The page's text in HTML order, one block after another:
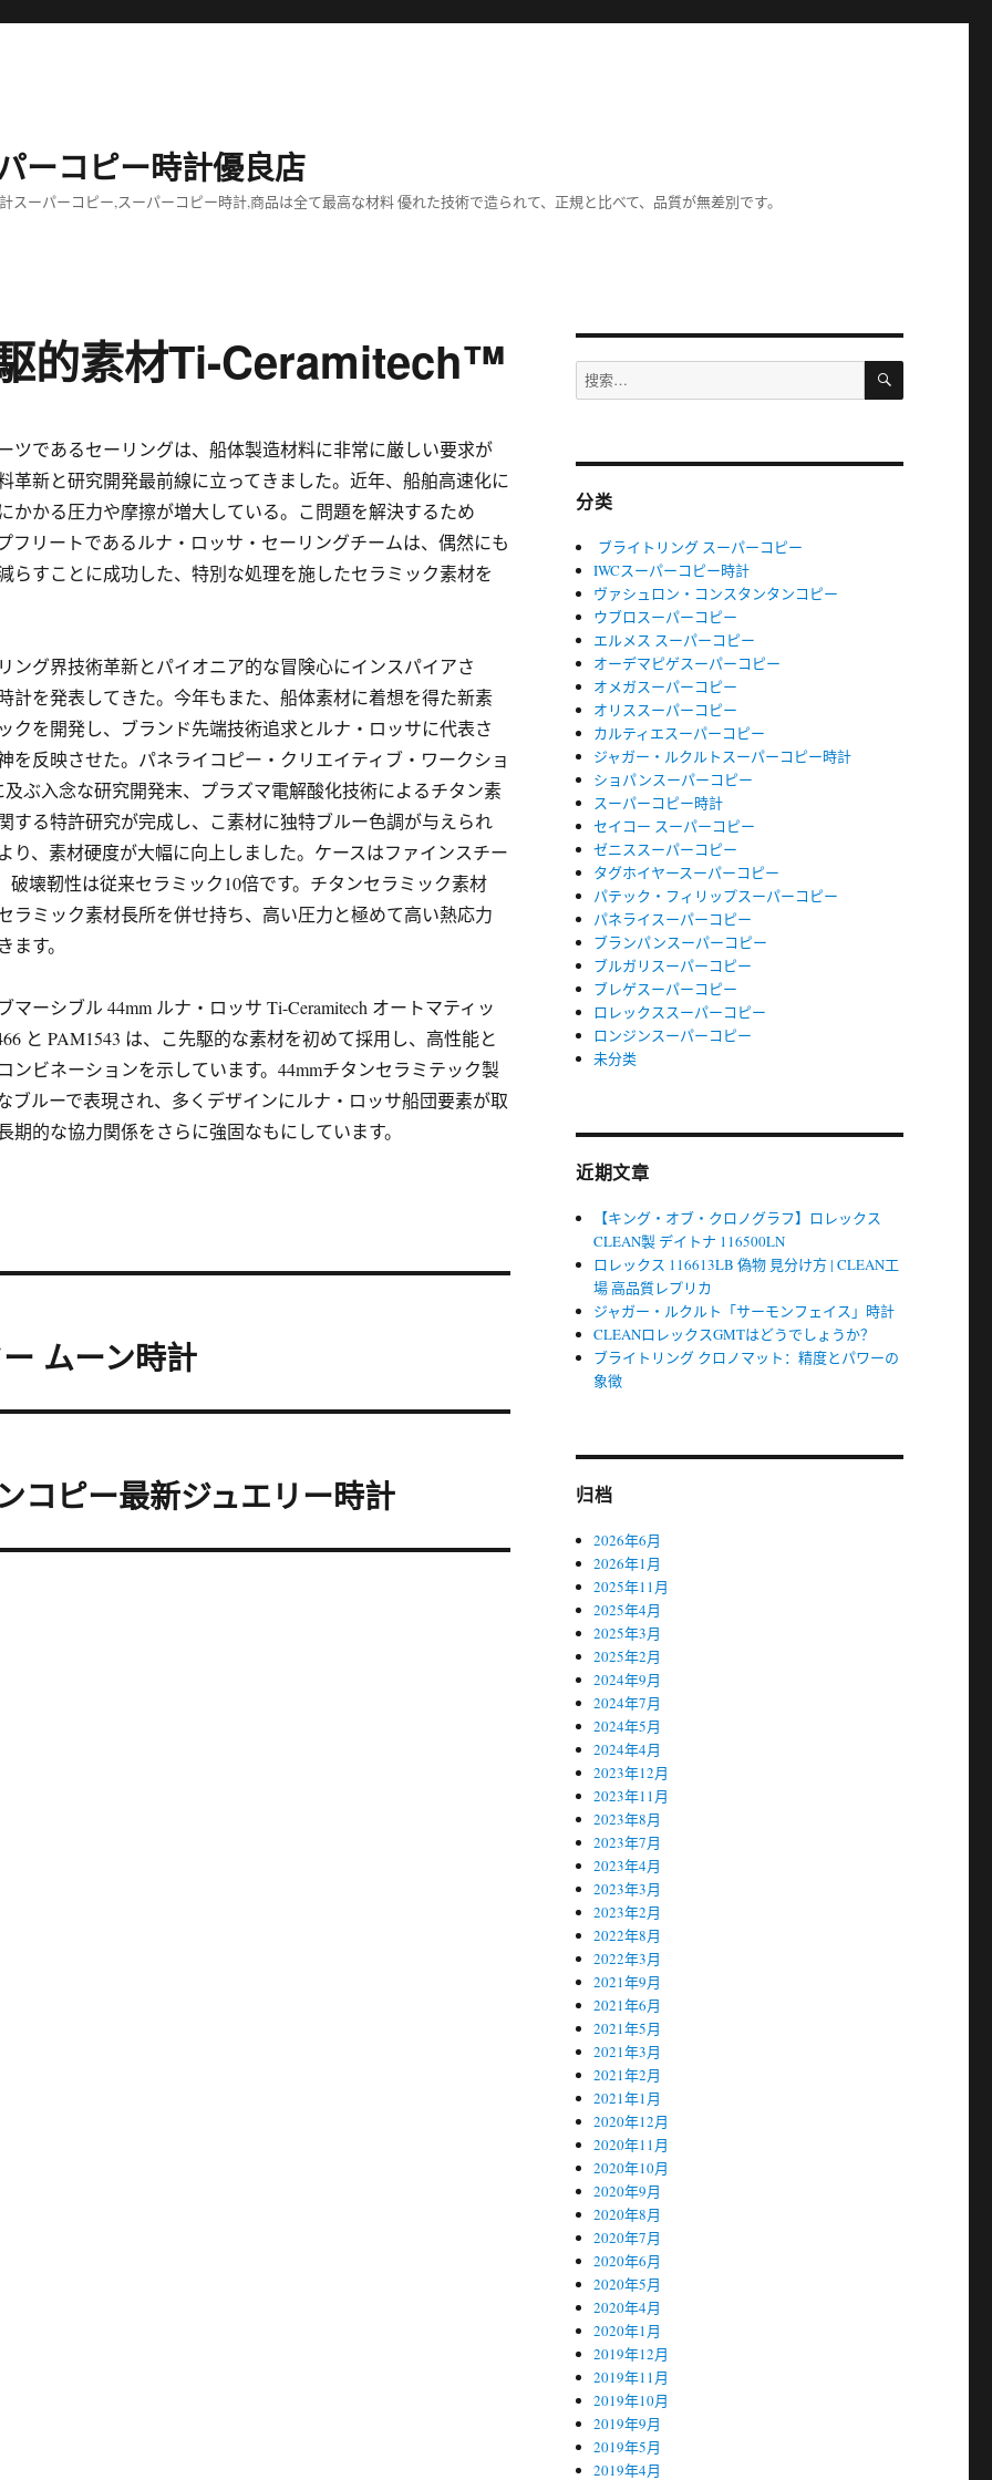
ーコピー時計優良店
ーパーコピー,スーパーコピー時計,商品は全て最高な材料 優れた技術で造られて、正規と比べて、品質が無差別です。
的素材Ti-Ceramitech™
ツであるセーリングは、船体製造材料に非常に厳しい要求が
革新と研究開発最前線に立ってきました。近年、船舶高速化に
かかる圧力や摩擦が増大している。こ問題を解決するため
フリートであるルナ・ロッサ・セーリングチームは、偶然にも
らすことに成功した、特別な処理を施したセラミック素材を
ング界技術革新とパイオニア的な冒険心にインスパイアさ
計を発表してきた。今年もまた、船体素材に着想を得た新素
クを開発し、ブランド先端技術追求とルナ・ロッサに代表さ
を反映させた。パネライコピー・クリエイティブ・ワークショ
及ぶ入念な研究開発末、プラズマ電解酸化技術によるチタン素
する特許研究が完成し、こ素材に独特ブルー色調が与えられ
り、素材硬度が大幅に向上しました。ケースはファインスチー
破壊靭性は従来セラミック10倍です。チタンセラミック素材
ラミック素材長所を併せ持ち、高い圧力と極めて高い熱応力
ます。
マーシブル 44mm ルナ・ロッサ Ti-Ceramitech オートマティッ
と PAM1543 は、こ先駆的な素材を初めて採用し、高性能と
ンビネーションを示しています。44mmチタンセラミテック製
ブルーで表現され、多くデザインにルナ・ロッサ船団要素が取
期的な協力関係をさらに強固なもにしています。
ムーン時計
コピー最新ジュエリー時計
搜
索：
搜
分类
ブライトリング スーパーコピー
IWCスーパーコピー時計
ヴァシュロン・コンスタンタンコピー
ウブロスーパーコピー
エルメス スーパーコピー
オーデマピゲスーパーコピー
オメガスーパーコピー
オリススーパーコピー
カルティエスーパーコピー
ジャガー・ルクルトスーパーコピー時計
ショパンスーパーコピー
スーパーコピー時計
セイコー スーパーコピー
ゼニススーパーコピー
タグホイヤースーパーコピー
パテック・フィリップスーパーコピー
パネライスーパーコピー
ブランパンスーパーコピー
ブルガリスーパーコピー
ブレゲスーパーコピー
ロレックススーパーコピー
ロンジンスーパーコピー
未分类
近期文章
【キング・オブ・クロノグラフ】ロレックス
CLEAN製 デイトナ 116500LN
ロレックス 116613LB 偽物 見分け方 | CLEAN工
場 高品質レプリカ
ジャガー・ルクルト「サーモンフェイス」時計
CLEANロレックスGMTはどうでしょうか？
ブライトリング クロノマット：精度とパワーの
象徴
归档
2026年6月
2026年1月
2025年11月
2025年4月
2025年3月
2025年2月
2024年9月
2024年7月
2024年5月
2024年4月
2023年12月
2023年11月
2023年8月
2023年7月
2023年4月
2023年3月
2023年2月
2022年8月
2022年3月
2021年9月
2021年6月
2021年5月
2021年3月
2021年2月
2021年1月
2020年12月
2020年11月
2020年10月
2020年9月
2020年8月
2020年7月
2020年6月
2020年5月
2020年4月
2020年1月
2019年12月
2019年11月
2019年10月
2019年9月
2019年5月
2019年4月